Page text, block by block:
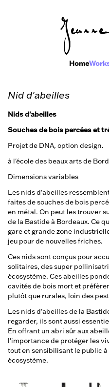
Home
Nid d'abeilles
Nids d'abeilles
Souches de bois percées et
Projet de DNA, option design.
à l'école des beaux arts de
Dimensions variables
Les nids d'abeilles
faites de souches de bois
en métal. On peut les trouver
de la Bastide à Bordeaux. Ce
gare et grande zone
jeu pour de nouvelles friches.
Ces nids sont conçus pour
solitaires, des super
écosystème. Ces abeilles
cavités de bois mort et
plutôt que rurales, loin des
Les nids d'abeilles de la
regarder, ils sont aussi
En offrant un abri sûr aux
l'importance de protéger les
tout en sensibilisant le public
écosystème.